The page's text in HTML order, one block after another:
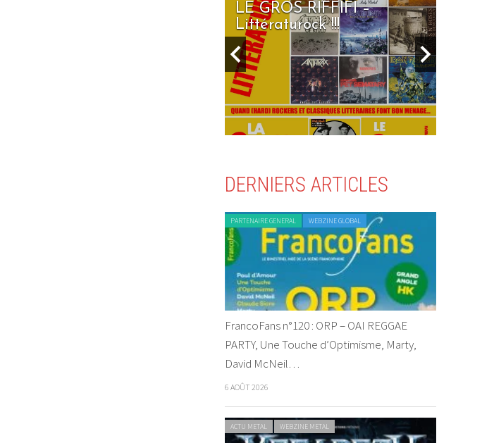
LE GROS RIFFIFI –
LE GROS RIFFIFI –
Days To Rock !!!
DERNIERS ARTICLES
PARTENAIRE GENERAL WEBZINE GLOBAL
FrancoFans n°120 : ORP – OAI REGGAE
PARTY, Une Touche d’Optimisme, Marty,
David McNeil…
6 AOÛT 2026
ACTU METAL WEBZINE METAL